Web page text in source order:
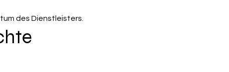
des Dienstleisters.